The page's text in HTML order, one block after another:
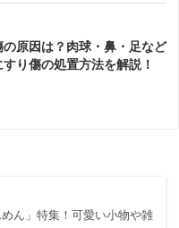
の原因は？肉球・鼻・足など
り傷の処置方法を解説！
めん」特集！可愛い小物や雑